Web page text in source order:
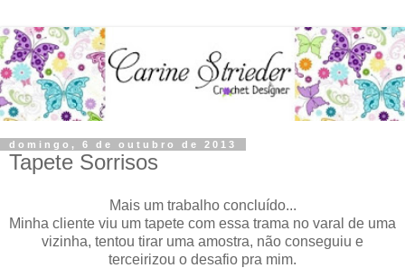
domingo, 6 de outubro de 2013
Tapete Sorrisos
Mais um trabalho concluído...
Minha cliente viu um tapete com essa trama no varal de uma
vizinha, tentou tirar uma amostra, não conseguiu e
terceirizou o desafio pra mim.